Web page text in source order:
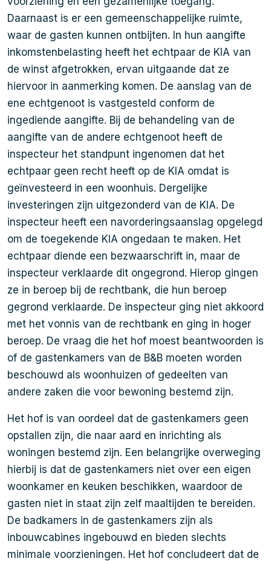
Daarnaast is er een gemeenschappelijke ruimte,
waar de gasten kunnen ontbijten. In hun aangifte
inkomstenbelasting heeft het echtpaar de KIA van
de winst afgetrokken, ervan uitgaande dat ze
hiervoor in aanmerking komen. De aanslag van de
ene echtgenoot is vastgesteld conform de
ingediende aangifte. Bij de behandeling van de
aangifte van de andere echtgenoot heeft de
inspecteur het standpunt ingenomen dat het
echtpaar geen recht heeft op de KIA omdat is
geïnvesteerd in een woonhuis. Dergelijke
investeringen zijn uitgezonderd van de KIA. De
inspecteur heeft een navorderingsaanslag opgelegd
om de toegekende KIA ongedaan te maken. Het
echtpaar diende een bezwaarschrift in, maar de
inspecteur verklaarde dit ongegrond. Hierop gingen
ze in beroep bij de rechtbank, die hun beroep
gegrond verklaarde. De inspecteur ging niet akkoord
met het vonnis van de rechtbank en ging in hoger
beroep. De vraag die het hof moest beantwoorden is
of de gastenkamers van de B&B moeten worden
beschouwd als woonhuizen of gedeelten van
andere zaken die voor bewoning bestemd zijn.
Het hof is van oordeel dat de gastenkamers geen
opstallen zijn, die naar aard en inrichting als
woningen bestemd zijn. Een belangrijke overweging
hierbij is dat de gastenkamers niet over een eigen
woonkamer en keuken beschikken, waardoor de
gasten niet in staat zijn zelf maaltijden te bereiden.
De badkamers in de gastenkamers zijn als
inbouwcabines ingebouwd en bieden slechts
minimale voorzieningen. Het hof concludeert dat de